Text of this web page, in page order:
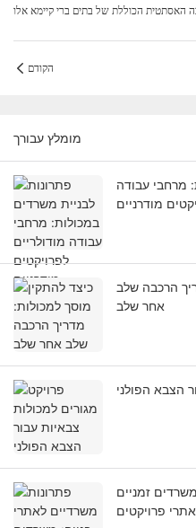
הקודם
מומלץ עבורך
מרחבי עבודה
מודרניים
הרכבה שלב
אחר שלב
הצבא הפולני
זמניים
פרויקטים